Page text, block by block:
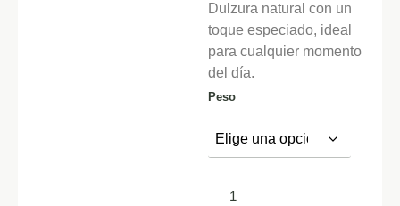
Dulzura natural con un
toque especiado, ideal
para cualquier momento
del día.
Peso